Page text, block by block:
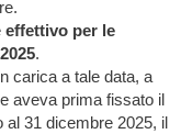
effettivo per le
.
carica a tale data, a
aveva prima fissato il
31 dicembre 2025, il